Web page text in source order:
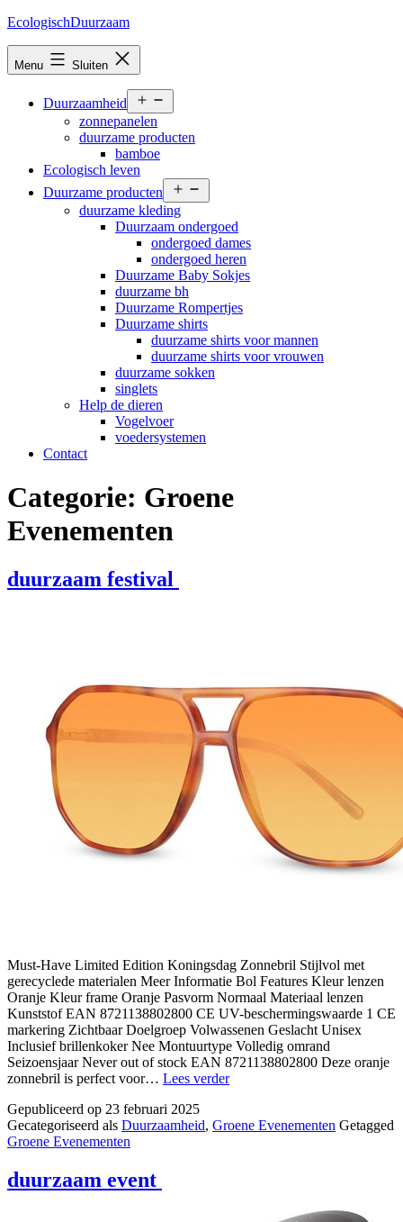
Ga
inhoud
EcologischDuurzaam
Menu Sluiten
Duurzaamheid
menu
zonnepanelen
duurzame producten
bamboe
Ecologisch leven
Duurzame producten
menu
duurzame kleding
Duurzaam ondergoed
ondergoed dames
ondergoed heren
Duurzame Baby Sokjes
duurzame bh
Duurzame Rompertjes
Duurzame shirts
duurzame shirts voor mannen
duurzame shirts voor vrouwen
duurzame sokken
singlets
Help de dieren
Vogelvoer
voedersystemen
Contact
Categorie: Groene
Evenementen
duurzaam festival
Must-Have Limited Edition Koningsdag Zonnebril Stijlvol met
gerecyclede materialen Meer Informatie Bol Features Kleur lenzen
Oranje Kleur frame Oranje Pasvorm Normaal Materiaal lenzen
Kunststof EAN 8721138802800 CE UV-beschermingswaarde 1 CE
markering Zichtbaar Doelgroep Volwassenen Geslacht Unisex
Inclusief brillenkoker Nee Montuurtype Volledig omrand
Seizoensjaar Never out of stock EAN 8721138802800 Deze oranje
zonnebril is perfect voor… Lees verderduurzaam
Gepubliceerd op 23 februari 2025
Gecategoriseerd als Duurzaamheid, Groene Evenementen Getagged
Groene Evenementen
duurzaam event